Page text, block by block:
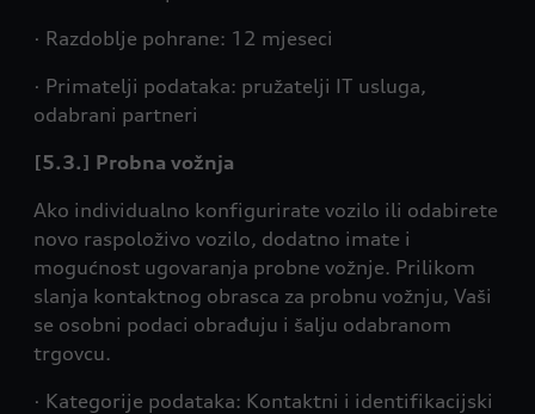
· Razdoblje pohrane: 12 mjeseci
· Primatelji podataka: pružatelji IT usluga,
odabrani partneri
[5.3.] Probna vožnja
Ako individualno konfigurirate vozilo ili odabirete
novo raspoloživo vozilo, dodatno imate i
mogućnost ugovaranja probne vožnje. Prilikom
slanja kontaktnog obrasca za probnu vožnju, Vaši
se osobni podaci obrađuju i šalju odabranom
trgovcu.
· Kategorije podataka: Kontaktni i identifikacijski